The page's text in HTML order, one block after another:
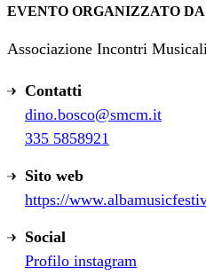
EVENTO ORGANIZZATO
Associazione Incontri
Contatti
dino.bosco@smcm.it
335 5858921
Sito web
https://
Social
Profilo instagram